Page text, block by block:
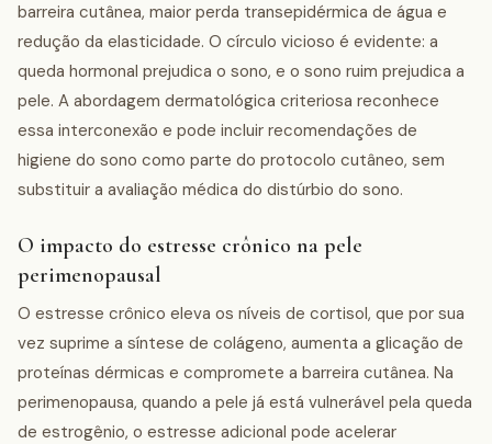
barreira cutânea, maior perda transepidérmica de água e
redução da elasticidade. O círculo vicioso é evidente: a
queda hormonal prejudica o sono, e o sono ruim prejudica a
pele. A abordagem dermatológica criteriosa reconhece
essa interconexão e pode incluir recomendações de
higiene do sono como parte do protocolo cutâneo, sem
substituir a avaliação médica do distúrbio do sono.
O impacto do estresse crônico na pele
perimenopausal
O estresse crônico eleva os níveis de cortisol, que por sua
vez suprime a síntese de colágeno, aumenta a glicação de
proteínas dérmicas e compromete a barreira cutânea. Na
perimenopausa, quando a pele já está vulnerável pela queda
de estrogênio, o estresse adicional pode acelerar